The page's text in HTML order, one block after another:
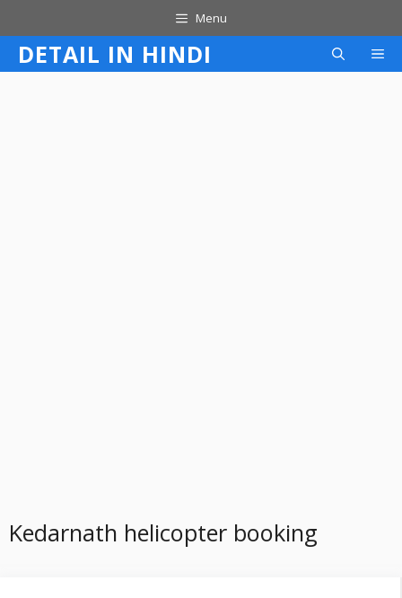
to
content
Menu
DETAIL IN HINDI
Kedarnath helicopter booking